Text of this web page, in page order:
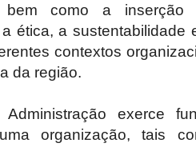
bem como a
ética, a
contextos
da região.
Administração exerce
organização, tais